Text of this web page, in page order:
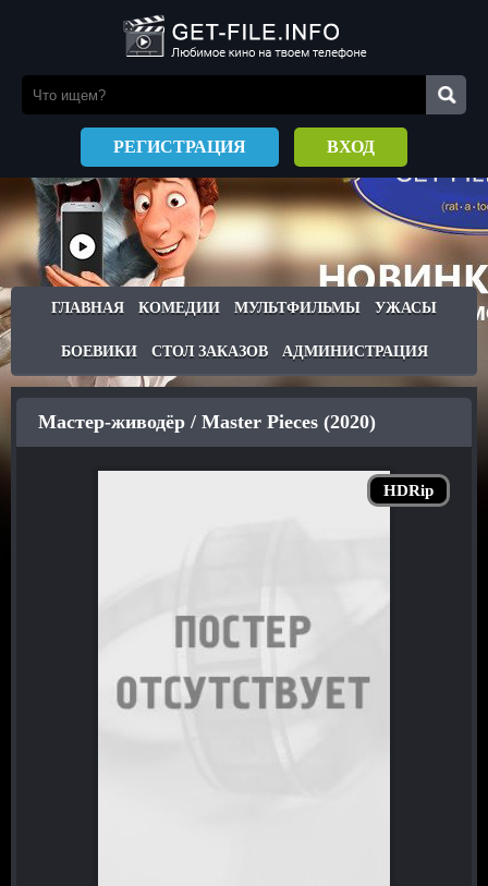
РЕГИСТРАЦИЯ ВХОД
ГЛАВНАЯ КОМЕДИИ МУЛЬТФИЛЬМЫ УЖАСЫ
БОЕВИКИ СТОЛ ЗАКАЗОВ АДМИНИСТРАЦИЯ
HDRip
Мастер-живодёр / Master Pieces (2020)